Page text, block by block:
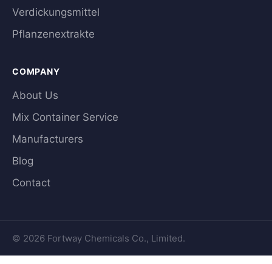
Verdickungsmittel
Pflanzenextrakte
COMPANY
About Us
Mix Container Service
Manufacturers
Blog
Contact
© 2026 Fortway Chemicals Co., Limited.